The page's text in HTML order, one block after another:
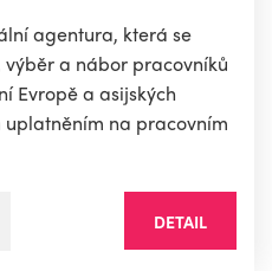
agentura, která se
a nábor pracovníků
Evropě a asijských
na pracovním
DETAIL